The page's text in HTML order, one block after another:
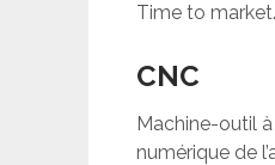
Time to market.
CNC
Machine-outil
numérique de